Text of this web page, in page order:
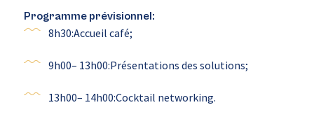
Programme prévisionnel:
8h30:Accueil café;
9h00– 13h00:Présentations des solutions;
13h00– 14h00:Cocktail networking.